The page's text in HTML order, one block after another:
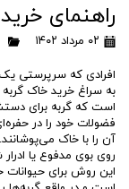
خروج از حساب
راهنمای
۰۲ مرداد ۱۴۰۲
افرادی که سرپرستی یک
به سراغ خرید خاک گربه
است که گربه برای
فضولات خود را در
آن را با خاک
روی بوی مدفوع یا
این روش برای حیوانات